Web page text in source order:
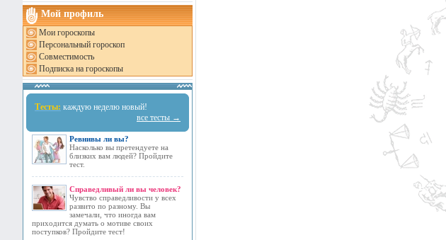
Мой профиль
Мои гороскопы
Персональный гороскоп
Совместимость
Подписка на гороскопы
Тесты: каждую неделю новый!
все тесты →
Ревнивы ли вы?
Насколько вы претендуете на
близких вам людей? Пройдите
тест.
Справедливый ли вы человек?
Чувство справедливости у всех
развито по разному. Вы
замечали, что иногда вам
приходится думать о мотиве своих
поступков? Пройдите тест!